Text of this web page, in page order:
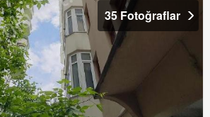
35 Fotoğraflar